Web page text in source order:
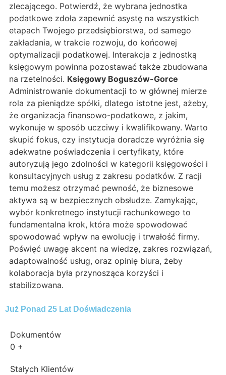
zlecającego. Potwierdź, że wybrana jednostka
podatkowe zdoła zapewnić asystę na wszystkich
etapach Twojego przedsiębiorstwa, od samego
zakładania, w trakcie rozwoju, do końcowej
optymalizacji podatkowej. Interakcja z jednostką
księgowym powinna pozostawać także zbudowana
na rzetelności. Księgowy Boguszów-Gorce
Administrowanie dokumentacji to w głównej mierze
rola za pieniądze spółki, dlatego istotne jest, ażeby,
że organizacja finansowo-podatkowe, z jakim,
wykonuje w sposób uczciwy i kwalifikowany. Warto
skupić fokus, czy instytucja doradcze wyróżnia się
adekwatne poświadczenia i certyfikaty, które
autoryzują jego zdolności w kategorii księgowości i
konsultacyjnych usług z zakresu podatków. Z racji
temu możesz otrzymać pewność, że biznesowe
aktywa są w bezpiecznych obsłudze. Zamykając,
wybór konkretnego instytucji rachunkowego to
fundamentalna krok, która może spowodować
spowodować wpływ na ewolucję i trwałość firmy.
Poświęć uwagę akcent na wiedzę, zakres rozwiązań,
adaptowalność usług, oraz opinię biura, żeby
kolaboracja była przynosząca korzyści i
stabilizowana.
Już Ponad 25 Lat Doświadczenia
Dokumentów
0 +
Stałych Klientów